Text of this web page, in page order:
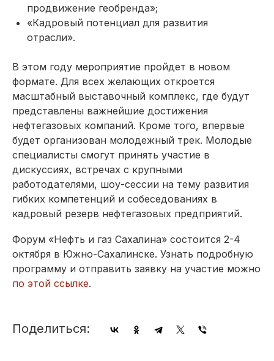
продвижение геобренда»;
«Кадровый потенциал для развития
отрасли».
В этом году мероприятие пройдет в новом
формате. Для всех желающих откроется
масштабный выставочный комплекс, где будут
представлены важнейшие достижения
нефтегазовых компаний. Кроме того, впервые
будет организован молодежный трек. Молодые
специалисты смогут принять участие в
дискуссиях, встречах с крупными
работодателями, шоу-сессии на тему развития
гибких компетенций и собеседованиях в
кадровый резерв нефтегазовых предприятий.
Форум «Нефть и газ Сахалина» состоится 2-4
октября в Южно-Сахалинске. Узнать подробную
программу и отправить заявку на участие можно
по этой ссылке.
Поделиться: